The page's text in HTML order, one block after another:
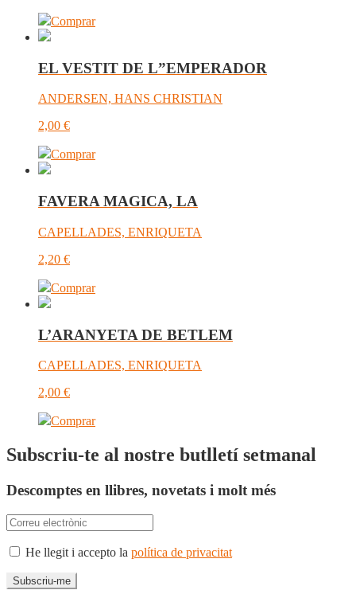
Comprar
EL VESTIT DE L”EMPERADOR
ANDERSEN, HANS CHRISTIAN
2,00 €
Comprar
FAVERA MAGICA, LA
CAPELLADES, ENRIQUETA
2,20 €
Comprar
L’ARANYETA DE BETLEM
CAPELLADES, ENRIQUETA
2,00 €
Comprar
Subscriu-te al nostre butlletí setmanal
Descomptes en llibres, novetats i molt més
He llegit i accepto la política de privacitat